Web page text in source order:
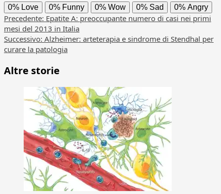
0% Love 0% Funny 0% Wow 0% Sad 0% Angry
Navigazione
articolo
Precedente: Epatite A: preoccupante numero di casi nei primi
mesi del 2013 in Italia
Successivo: Alzheimer: arteterapia e sindrome di Stendhal per
curare la patologia
Altre storie